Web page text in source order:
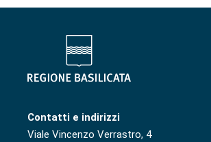
Contatti e indirizzi
Viale Vincenzo Verrastro, 4